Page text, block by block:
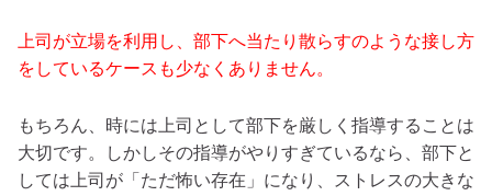
上司が立場を利用し、部下へ当たり散らすのような接し方
をしているケースも少なくありません。
もちろん、時には上司として部下を厳しく指導することは
大切です。しかしその指導がやりすぎているなら、部下と
しては上司が「ただ怖い存在」になり、ストレスの大きな